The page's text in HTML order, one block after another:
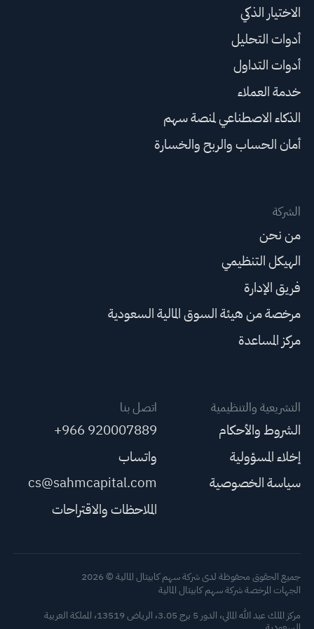
الاختيار الذكي
أدوات التحليل
أدوات التداول
خدمة العملاء
الذكاء الاصطناعي لمنصة سهم
أمان الحساب والربح والخسارة
الشركة
من نحن
الهيكل التنظيمي
فريق الإدارة
مرخصة من هيئة السوق المالية السعودية
مركز المساعدة
التشريعية والتنظيمية
الشروط والأحكام
إخلاء المسؤولية
سياسة الخصوصية
اتصل بنا
+966 920007889
واتساب
cs@sahmcapital.com
الملاحظات والاقتراحات
جميع الحقوق محفوظة لدى شركة سهم كابيتال المالية © 2026
الجهات المرخصة شركة سهم كابيتال المالية
مركز الملك عبد الله المالي، الدور 5 برج 3.05، الرياض 13519، المملكة العربية